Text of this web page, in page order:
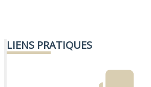
LIENS PRATIQUES